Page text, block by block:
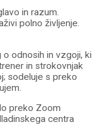
in razum.
polno življenje.
odnosih in vzgoji, ki
in strokovnjak
sodeluje s preko
preko Zoom
centra